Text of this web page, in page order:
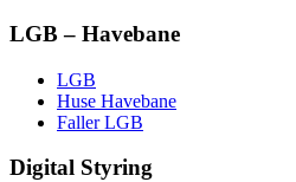
LGB – Havebane
LGB
Huse Havebane
Faller LGB
Digital Styring